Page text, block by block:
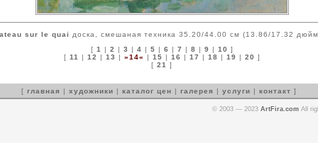
sur le quai
доска, смешаная техника 35.20/44.00 см (13.86/17.32
[ 1 | 2 | 3 | 4 | 5 | 6 | 7 | 8 | 9 | 10 ]
[ 11 | 12 | 13 | »14« | 15 | 16 | 17 | 18 | 19 | 20 ]
[ 21 ]
[ главная | художники | каталог цен | галерея | услуги | контакт ]
© 2003 — 2023 ArtFira.com All